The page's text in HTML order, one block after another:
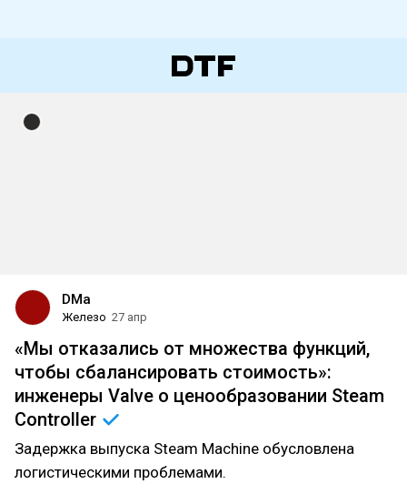
DMa
Железо 27 апр
«Мы отказались от множества функций,
чтобы сбалансировать стоимость»:
инженеры Valve о ценообразовании Steam
Controller
Задержка выпуска Steam Machine обусловлена
логистическими проблемами.